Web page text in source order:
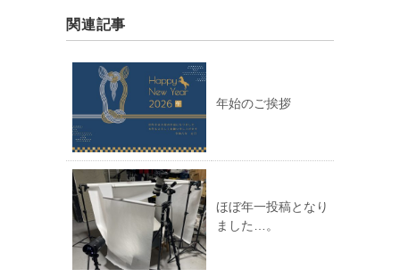
関連記事
年始のご挨拶
ほぼ年一投稿となり
ました…。